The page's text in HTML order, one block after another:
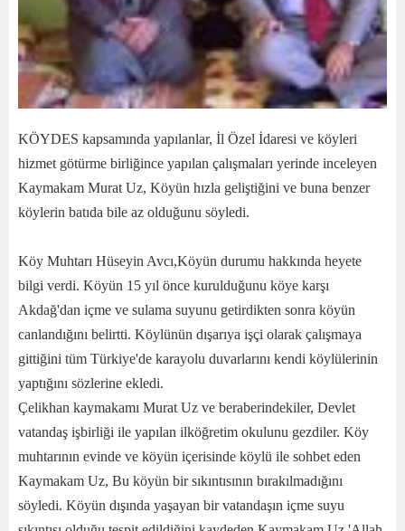
KÖYDES kapsamında yapılanlar, İl Özel İdaresi ve köyleri
hizmet götürme birliğince yapılan çalışmaları yerinde inceleyen
Kaymakam Murat Uz, Köyün hızla geliştiğini ve buna benzer
köylerin batıda bile az olduğunu söyledi.
Köy Muhtarı Hüseyin Avcı,Köyün durumu hakkında heyete
bilgi verdi. Köyün 15 yıl önce kurulduğunu köye karşı
Akdağ'dan içme ve sulama suyunu getirdikten sonra köyün
canlandığını belirtti. Köylünün dışarıya işçi olarak çalışmaya
gittiğini tüm Türkiye'de karayolu duvarlarını kendi köylülerinin
yaptığını sözlerine ekledi.
Çelikhan kaymakamı Murat Uz ve beraberindekiler, Devlet
vatandaş işbirliği ile yapılan ilköğretim okulunu gezdiler. Köy
muhtarının evinde ve köyün içerisinde köylü ile sohbet eden
Kaymakam Uz, Bu köyün bir sıkıntısının bırakılmadığını
söyledi. Köyün dışında yaşayan bir vatandaşın içme suyu